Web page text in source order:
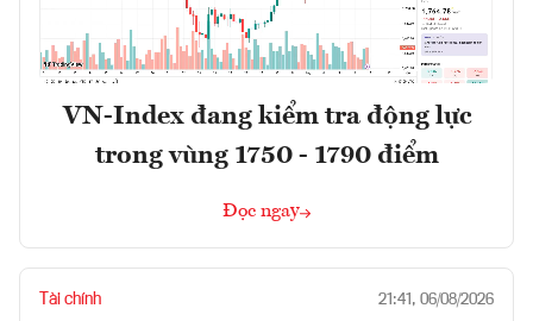
VN-Index đang kiểm tra động lực
trong vùng 1750 - 1790 điểm
Đọc ngay
Tài chính 21:41, 06/08/2026